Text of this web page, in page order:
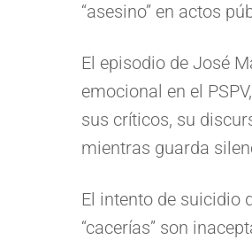
“asesino” en actos
El episodio de José
emocional en el
sus críticos, su
mientras guarda
El intento de suicidio
“cacerías” son